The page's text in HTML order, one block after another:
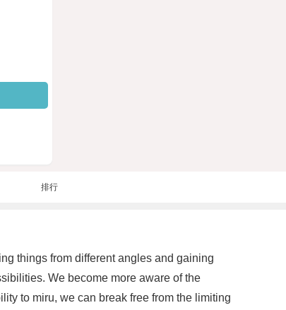
排行
things from different angles and gaining
We become more aware of the
to miru, we can break free from the limiting